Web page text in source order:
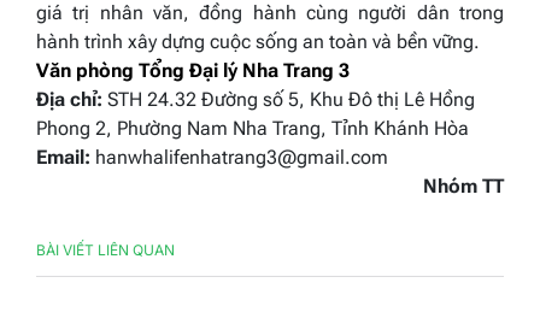
giá trị nhân văn, đồng hành cùng người dân trong
hành trình xây dựng cuộc sống an toàn và bền vững.
Văn phòng Tổng Đại lý Nha Trang 3
Địa chỉ: STH 24.32 Đường số 5, Khu Đô thị Lê Hồng
Phong 2, Phường Nam Nha Trang, Tỉnh Khánh Hòa
Email: hanwhalifenhatrang3@gmail.com
Nhóm TT
BÀI VIẾT LIÊN QUAN